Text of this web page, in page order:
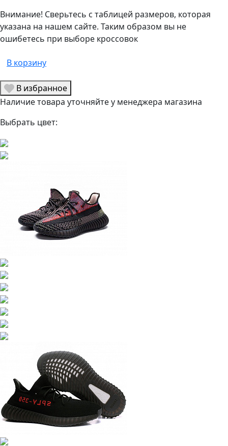
Внимание! Сверьтесь с таблицей размеров, которая
указана на нашем сайте. Таким образом вы не
ошибетесь при выборе кроссовок
В корзину
В избранное
Наличие товара уточняйте у менеджера магазина
Выбрать цвет: